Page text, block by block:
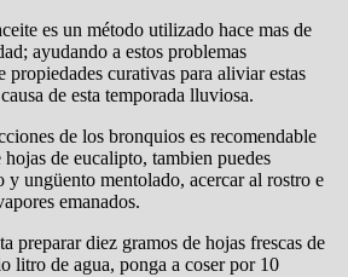
es un método utilizado hace mas de
ayudando a estos problemas
propiedades curativas para aliviar estas
de esta temporada lluviosa.
de los bronquios es recomendable
de eucalipto, tambien puedes
y ungüento mentolado, acercar al rostro e
emanados.
preparar diez gramos de hojas frescas de
litro de agua, ponga a coser por 10